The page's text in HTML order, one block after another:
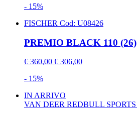
- 15%
FISCHER Cod: U08426
PREMIO BLACK 110 (26)
€ 360,00 € 306,00
- 15%
IN ARRIVO
VAN DEER REDBULL SPORTS